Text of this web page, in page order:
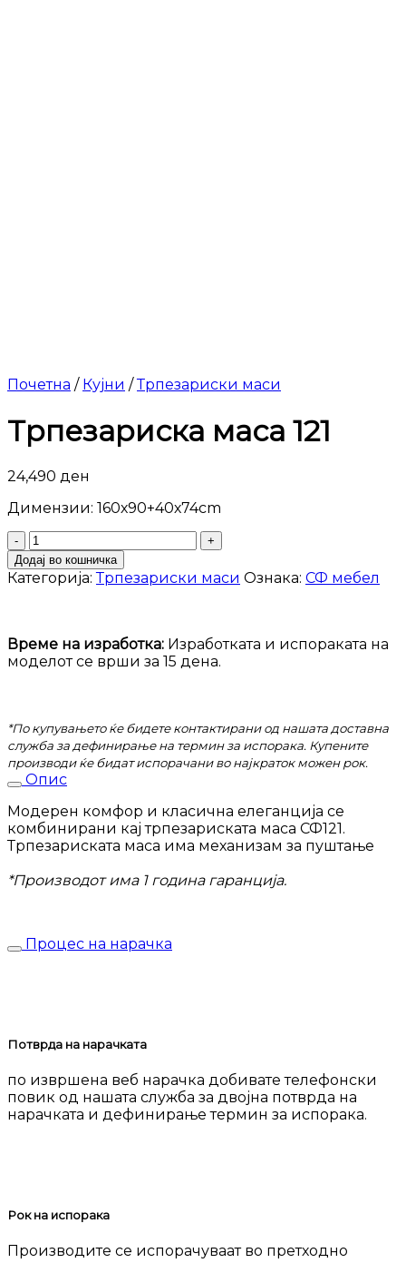
Почетна / Кујни / Трпезариски маси
Трпезариска маса 121
24,490 ден
Димензии: 160х90+40х74cm
Трпезариска
маса
121
количина
Додај во кошничка
Категорија:Трпезариски маси Ознака: СФ мебел
Време на изработка: Изработката и испораката на
моделот се врши за 15 дена.
*По купувањето ќе бидете контактирани од нашата доставна
служба за дефинирање на термин за испорака. Купените
производи ќе бидат испорачани во најкраток можен рок.
Опис
Модерен комфор и класична елеганција се
комбинирани кај трпезариската маса СФ121.
Трпезариската маса има механизам за пуштање
*Производот има 1 година гаранција.
Процес на нарачка
Потврда на нарачката
по извршена веб нарачка добивате телефонски
повик од нашата служба за двојна потврда на
нарачката и дефинирање термин за испорака.
Рок на испорака
Производите се испорачуваат во претходно